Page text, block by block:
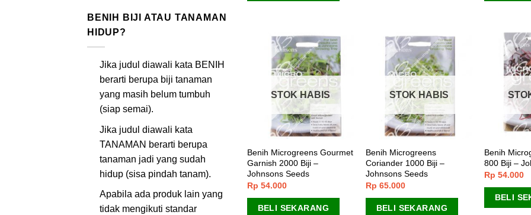
BENIH BIJI ATAU TANAMAN
HIDUP?
Jika judul diawali kata BENIH
berarti berupa biji tanaman
yang masih belum tumbuh
(siap semai).
Jika judul diawali kata
TANAMAN berarti berupa
tanaman jadi yang sudah
hidup (sisa pindah tanam).
Apabila ada produk lain yang
tidak mengikuti standar
STOK HABIS
Benih Microgreens Gourmet
Garnish 2000 Biji –
Johnsons Seeds
Rp 54.000
BELI SEKARANG
STOK HABIS
Benih Microgreens
Coriander 1000 Biji –
Johnsons Seeds
Rp 65.000
BELI SEKARANG
Benih
800 Biji –
Rp 54.000
BELI